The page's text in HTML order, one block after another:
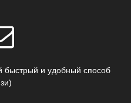
быстрый и удобный способ